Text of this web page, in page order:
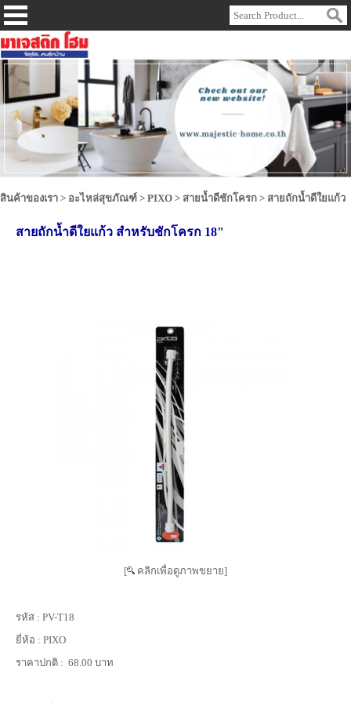
สินค้าของเรา > อะไหล่สุขภัณฑ์ > PIXO > สายน้ำดีชักโครก > สายถักน้ำดีใยแก้ว
สายถักน้ำดีใยแก้ว สำหรับชักโครก 18"
[ คลิกเพื่อดูภาพขยาย]
รหัส : PV-T18
ยี่ห้อ : PIXO
ราคาปกติ : 68.00 บาท